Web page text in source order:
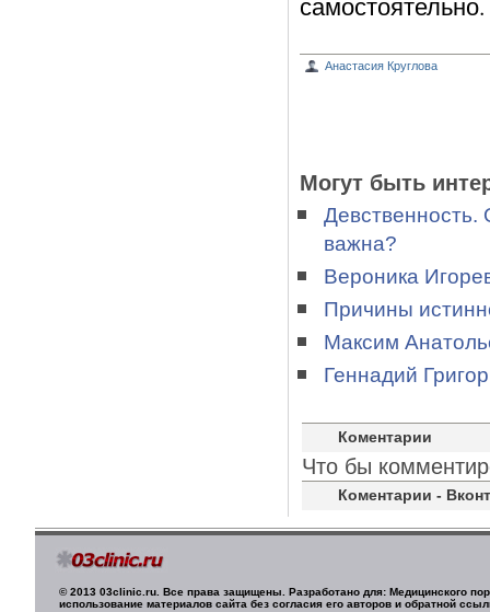
Анастасия Круглова
Могут быть
Девственность.
важна?
Вероника
Причины
Максим
Геннадий
Коментарии
Что бы
Коментарии -
© 2013 03clinic.ru. Все права защищены. Разработано для: Медицинского
использование материалов сайта без согласия его авторов и обратной